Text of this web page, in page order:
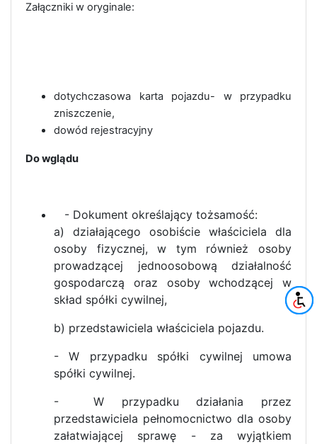
Załączniki w oryginale:
dotychczasowa karta pojazdu- w przypadku
zniszczenie,
dowód rejestracyjny
Do wglądu
- Dokument określający tożsamość:
a) działającego osobiście właściciela dla
osoby fizycznej, w tym również osoby
prowadzącej jednoosobową działalność
gospodarczą oraz osoby wchodzącej w
skład spółki cywilnej,
b) przedstawiciela właściciela pojazdu.
- W przypadku spółki cywilnej umowa
spółki cywilnej.
- W przypadku działania przez
przedstawiciela pełnomocnictwo dla osoby
załatwiającej sprawę - za wyjątkiem